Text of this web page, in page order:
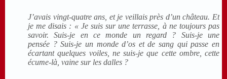
J’avais vingt-quatre ans, et je veillais près d’un château. Et
je me disais : « Je suis sur une terrasse, à ne toujours pas
savoir. Suis-je en ce monde un regard ? Suis-je une
pensée ? Suis-je un monde d’os et de sang qui passe en
écartant quelques voiles, ne suis-je que cette ombre, cette
écume-là, vaine sur les dalles ?